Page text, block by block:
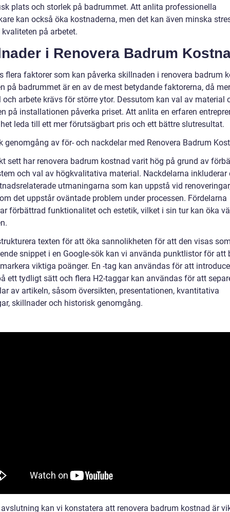
plats och storlek på badrummet. Att anlita professionella
kan också öka kostnaderna, men det kan även minska
på arbetet.
i Renovera Badrum
flera faktorer som kan påverka skillnaden i renovera badrum
på badrummet är en av de mest betydande faktorerna, då mer
och arbete krävs för större ytor. Dessutom kan val av material
på installationen påverka priset. Att anlita en erfaren
leda till ett mer förutsägbart pris och ett bättre slutresultat.
genomgång av för- och nackdelar med Renovera Badrum
sett har renovera badrum kostnad varit hög på grund av
och val av högkvalitativa material. Nackdelarna inkluderar
utmaningarna som kan uppstå vid
det uppstår oväntade problem under processen. Fördelarna
förbättrad funktionalitet och estetik, vilket i sin tur kan öka
texten för att öka sannolikheten för att den visas
snippet i en Google-sök kan vi använda punktlistor för att
viktiga poänger. En -tag kan användas för att
ett tydligt sätt och flera H2-taggar kan användas för att
av artikeln, såsom översikten, presentationen, kvantitativa
skillnader och historisk genomgång.
kan vi konstatera att renovera badrum kostnad är